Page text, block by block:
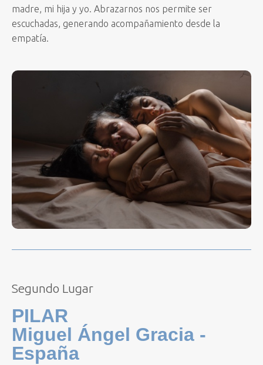
madre, mi hija y yo. Abrazarnos nos permite ser
escuchadas, generando acompañamiento desde la
empatía.
Segundo Lugar
PILAR
Miguel Ángel Gracia -
España